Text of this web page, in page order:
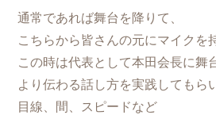
通常であれば舞台を降りて、
こちらから皆さんの元にマイクを
この時は代表として本田会長に舞
より伝わる話し方を実践してもら
目線、間、スピードなど